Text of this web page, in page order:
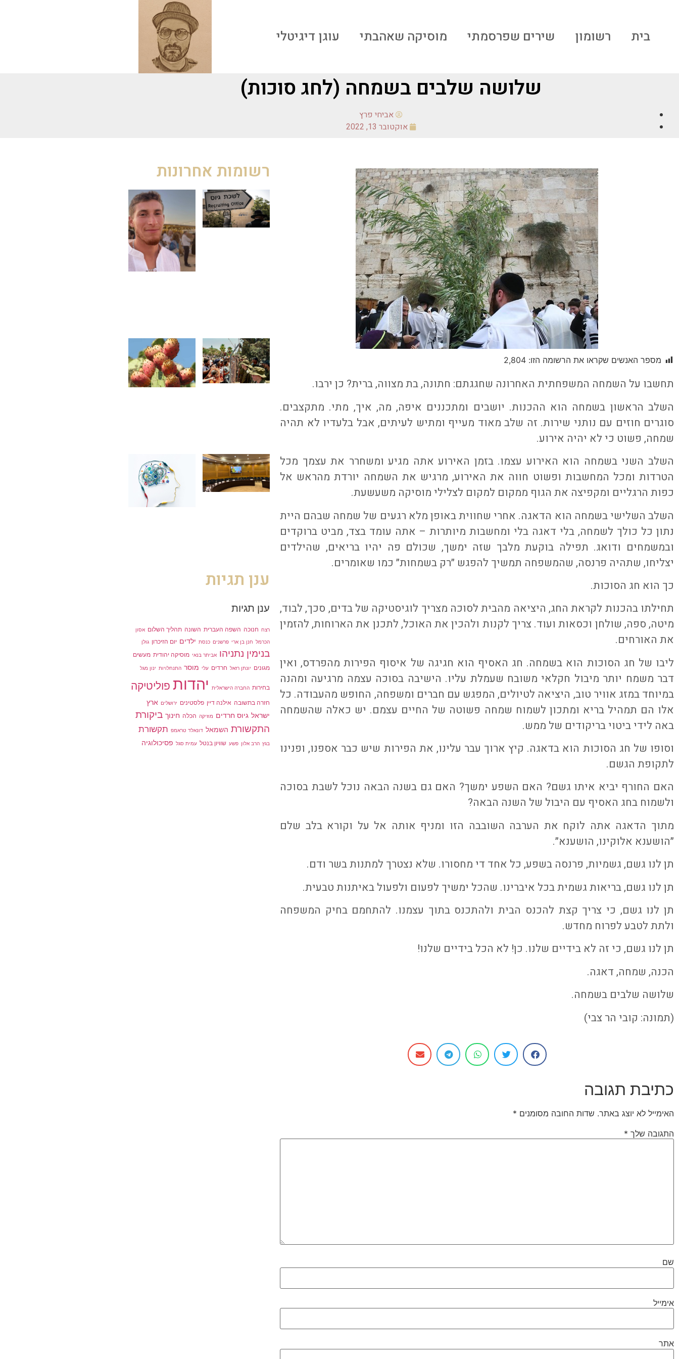
בית רשומון שירים שפרסמתי מוסיקה שאהבתי עוגן דיגיטלי
שלושה שלבים בשמחה (לחג סוכות)
אביחי פרץ
אוקטובר 13, 2022
מספר האנשים שקראו את הרשומה הזו: 2,804
תחשבו על השמחה המשפחתית האחרונה שחגגתם: חתונה, בת מצווה, ברית? כן ירבו.
השלב הראשון בשמחה הוא ההכנות. יושבים ומתכננים איפה, מה, איך, מתי. מתקצבים.
סוגרים חוזים עם נותני שירות. זה שלב מאוד מעייף ומתיש לעיתים, אבל בלעדיו לא תהיה
שמחה, פשוט כי לא יהיה אירוע.
השלב השני בשמחה הוא האירוע עצמו. בזמן האירוע אתה מגיע ומשחרר את עצמך מכל
הטרדות ומכל המחשבות ופשוט חווה את האירוע, מרגיש את השמחה יורדת מהראש אל
כפות הרגליים ומקפיצה את הגוף ממקום למקום לצלילי מוסיקה משעשעת.
השלב השלישי בשמחה הוא הדאגה. אחרי שחווית באופן מלא רגעים של שמחה שבהם היית
נתון כל כולך לשמחה, בלי דאגה בלי ומחשבות מיותרות – אתה עומד בצד, מביט ברוקדים
ובמשמחים ודואג. תפילה בוקעת מלבך שזה ימשך, שכולם פה יהיו בריאים, שהילדים
יצליחו, שתהיה פרנסה, שהמשפחה תמשיך להפגש ״רק בשמחות״ כמו שאומרים.
כך הוא חג הסוכות.
תחילתו בהכנות לקראת החג, היציאה מהבית לסוכה מצריך לוגיסטיקה של בדים, סכך, לבוד,
מיטה, ספה, שולחן וכסאות ועוד. צריך לקנות ולהכין את האוכל, לתכנן את הארוחות, להזמין
את האורחים.
ליבו של חג הסוכות הוא בשמחה. חג האסיף הוא חגיגה של איסוף הפירות מהפרדס, ואין
דבר משמח יותר מיבול חקלאי משובח שעמלת עליו. הישיבה בסוכה עצמה מרגיעה ומהנה
במיוחד במזג אוויר טוב, היציאה לטיולים, המפגש עם חברים ומשפחה, החופש מהעבודה. כל
אלו הם תמהיל בריא ומתכון לשמוח שמחה פשוטה של החיים עצמם. יש כאלה שהשמחה
באה לידי ביטוי בריקודים של ממש.
וסופו של חג הסוכות הוא בדאגה. קיץ ארוך עבר עלינו, את הפירות שיש כבר אספנו, ופנינו
לתקופת הגשם.
האם החורף יביא איתו גשם? האם השפע ימשך? האם גם בשנה הבאה נוכל לשבת בסוכה
ולשמוח בחג האסיף עם היבול של השנה הבאה?
מתוך הדאגה אתה לוקח את הערבה השובבה הזו ומניף אותה אל על וקורא בלב שלם
״הושענא אלוקינו, הושענא״.
תן לנו גשם, גשמיות, פרנסה בשפע, כל אחד די מחסורו. שלא נצטרך למתנות בשר ודם.
תן לנו גשם, בריאות גשמית בכל איברינו. שהכל ימשיך לפעום ולפעול באיתנות טבעית.
תן לנו גשם, כי צריך קצת להכנס הבית ולהתכנס בתוך עצמנו. להתחמם בחיק המשפחה
ולתת לטבע לפרוח מחדש.
תן לנו גשם, כי זה לא בידיים שלנו. כן! לא הכל בידיים שלנו!
הכנה, שמחה, דאגה.
שלושה שלבים בשמחה.
(תמונה: קובי הר צבי)
כתיבת תגובה
האימייל לא יוצג באתר. שדות החובה מסומנים *
התגובה שלך *
שם
אימייל
אתר
רשומות אחרונות
ענן תגיות
ענן תגיות
רצח חנוכה השפה העברית השונה תהליך השלום אסון
הכרמל חנן בן ארי פרשנים כנסת ילדים יום הזיכרון גולן
בנימין נתניהו אביתר בנאי מוסיקה יהודית מעשים
מגונים יונתן רזאל חרדים עלי מוסר התנחלויות ינון מגל
בחירות החברה הישראלית יהדות פוליטיקה
חזרה בתשובה אילנה דיין פלסטינים ירושלים ארץ
ישראל גיוס חרדים מוזיקה הכלה חינוך ביקורת
התקשורת השמאל דונאלד טראמפ תקשורת
בגץ הרב אלון פשע שוויון בנטל עמית סגל פסיכולוגיה